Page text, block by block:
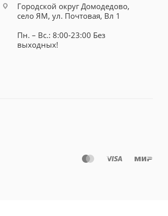
Городской округ Домодедово,
село ЯМ, ул. Почтовая, Вл 1
Пн. – Вс.: 8:00-23:00 Без
выходных!